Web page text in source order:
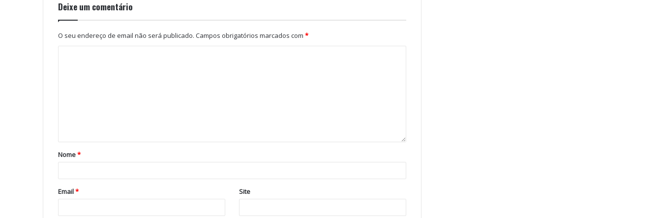
Deixe um comentário
O seu endereço de email não será publicado. Campos obrigatórios marcados com *
Nome*
Email* Site